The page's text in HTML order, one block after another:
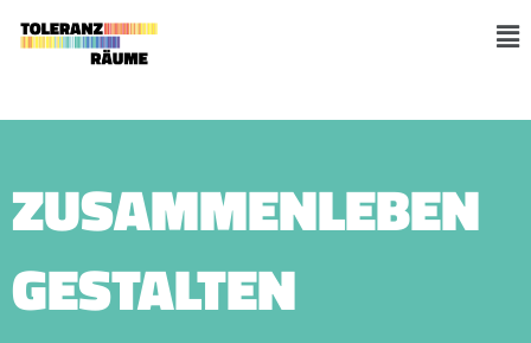
content
ZUSAMMENLEBEN
GESTALTEN